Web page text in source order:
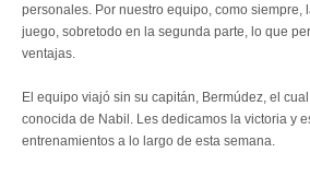
personales. Por nuestro equipo, como
juego, sobretodo en la segunda parte, lo que
ventajas.
El equipo viajó sin su capitán, Bermúdez, el
conocida de Nabil. Les dedicamos la victoria y
entrenamientos a lo largo de esta semana.